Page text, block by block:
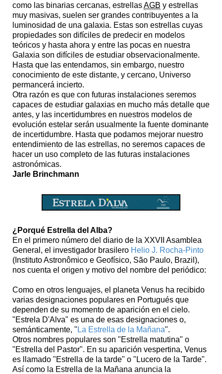
como las binarias cercanas, estrellasAGB y estrellas
muy masivas, suelen ser grandes contribuyentes a la
luminosidad de una galaxia. Estas son estrellas cuyas
propiedades son difíciles de predecir en modelos
teóricos y hasta ahora y entre las pocas en nuestra
Galaxia son difíciles de estudiar observacionalmente.
Hasta que las entendamos, sin embargo, nuestro
conocimiento de este distante, y cercano, Universo
permancerá incierto.
Otra razón es que con futuras instalaciones seremos
capaces de estudiar galaxias en mucho más detalle que
antes, y las incertidumbres en nuestros modelos de
evolución estelar serán usualmente la fuente dominante
de incertidumbre. Hasta que podamos mejorar nuestro
entendimiento de las estrellas, no seremos capaces de
hacer un uso completo de las futuras instalaciones
astronómicas.
Jarle Brinchmann
¿Porqué Estrella del Alba?
En el primero número del diario de la XXVII Asamblea
General, el investigador brasilero Helio J. Rocha-Pinto
(Instituto Astronômico e Geofísico, São Paulo, Brazil),
nos cuenta el origen y motivo del nombre del periódico:
Como en otros lenguajes, el planeta Venus ha recibido
varias designaciones populares en Portugués que
dependen de su momento de aparición en el cielo.
"Estrela D'Alva" es una de esas designaciones o,
semánticamente, " La Estrella de la Mañana".
Otros nombres populares son "Estrella matutina" o
"Estrella del Pastor". En su aparición vespertina, Venus
es llamado "Estrella de la tarde" o "Lucero de la Tarde".
Así como la Estrella de la Mañana anuncia la